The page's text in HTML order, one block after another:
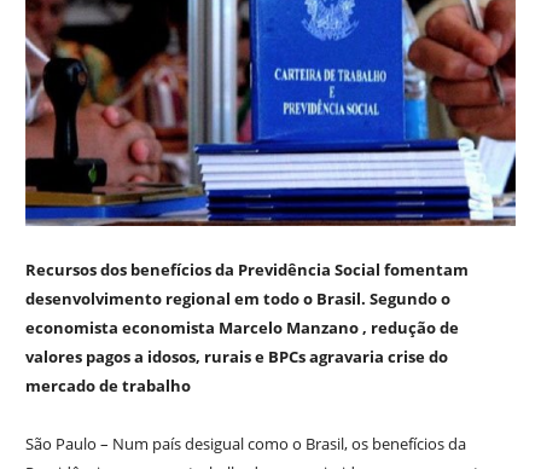
Recursos dos benefícios da Previdência Social fomentam
desenvolvimento regional em todo o Brasil. Segundo o
economista economista Marcelo Manzano , redução de
valores pagos a idosos, rurais e BPCs agravaria crise do
mercado de trabalho
São Paulo – Num país desigual como o Brasil, os benefícios da